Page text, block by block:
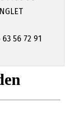
63 56 72 91